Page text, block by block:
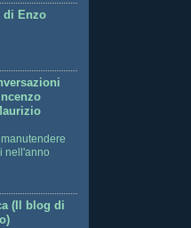
di Enzo
nell'anno
(Il blog di